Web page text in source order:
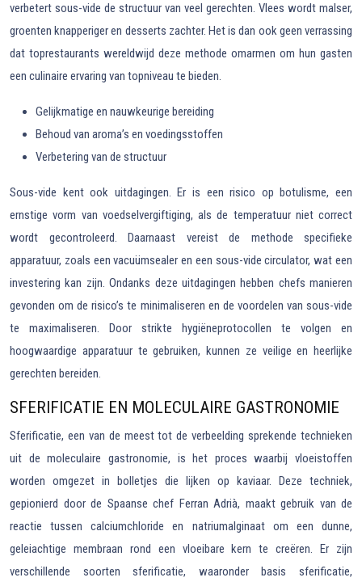
verbetert sous-vide de structuur van veel gerechten. Vlees wordt malser,
groenten knapperiger en desserts zachter. Het is dan ook geen verrassing
dat toprestaurants wereldwijd deze methode omarmen om hun gasten
een culinaire ervaring van topniveau te bieden.
Gelijkmatige en nauwkeurige bereiding
Behoud van aroma’s en voedingsstoffen
Verbetering van de structuur
Sous-vide kent ook uitdagingen. Er is een risico op botulisme, een
ernstige vorm van voedselvergiftiging, als de temperatuur niet correct
wordt gecontroleerd. Daarnaast vereist de methode specifieke
apparatuur, zoals een vacuümsealer en een sous-vide circulator, wat een
investering kan zijn. Ondanks deze uitdagingen hebben chefs manieren
gevonden om de risico’s te minimaliseren en de voordelen van sous-vide
te maximaliseren. Door strikte hygiëneprotocollen te volgen en
hoogwaardige apparatuur te gebruiken, kunnen ze veilige en heerlijke
gerechten bereiden.
SFERIFICATIE EN MOLECULAIRE GASTRONOMIE
Sferificatie, een van de meest tot de verbeelding sprekende technieken
uit de moleculaire gastronomie, is het proces waarbij vloeistoffen
worden omgezet in bolletjes die lijken op kaviaar. Deze techniek,
gepionierd door de Spaanse chef Ferran Adrià, maakt gebruik van de
reactie tussen calciumchloride en natriumalginaat om een dunne,
geleiachtige membraan rond een vloeibare kern te creëren. Er zijn
verschillende soorten sferificatie, waaronder basis sferificatie,